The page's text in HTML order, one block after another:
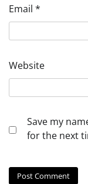
Email *
Website
Save my
for the next